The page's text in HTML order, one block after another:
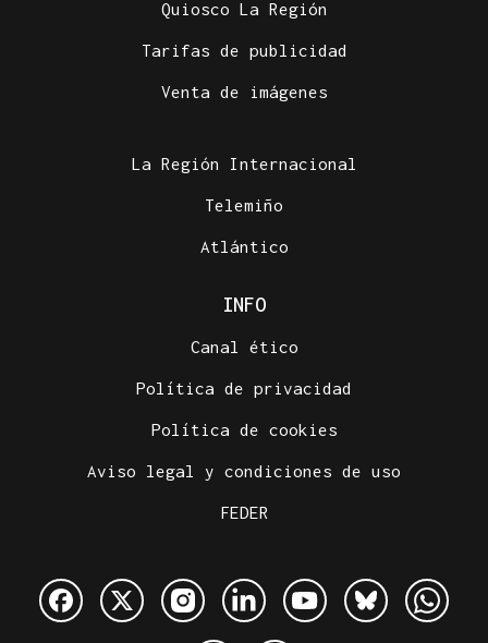
Quiosco La Región
Tarifas de publicidad
Venta de imágenes
La Región Internacional
Telemiño
Atlántico
INFO
Canal ético
Política de privacidad
Política de cookies
Aviso legal y condiciones de uso
FEDER